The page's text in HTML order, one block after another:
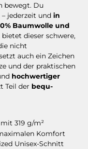
bewegt. Du
jederzeit und in
Baumwolle und
bietet dieser schwere,
nicht
auch ein Zeichen
und der praktischen
hochwertiger
Teil der bequ-
319 g/m²
Komfort
Unisex-Schnitt